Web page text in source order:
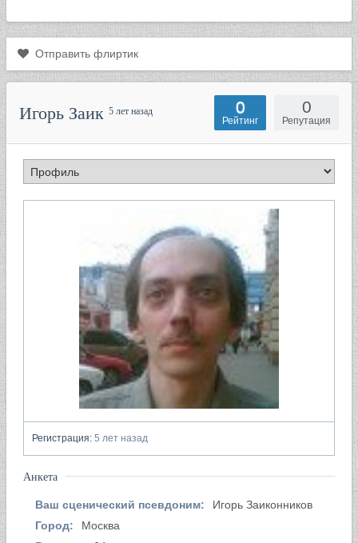
Отправить флиртик
Игорь Заик 5 лет назад 0
Репутация
0
Рейтинг
Регистрация: 5 лет назад
Анкета
Ваш сценический псевдоним:
Игорь Заиконников
Город:
Москва